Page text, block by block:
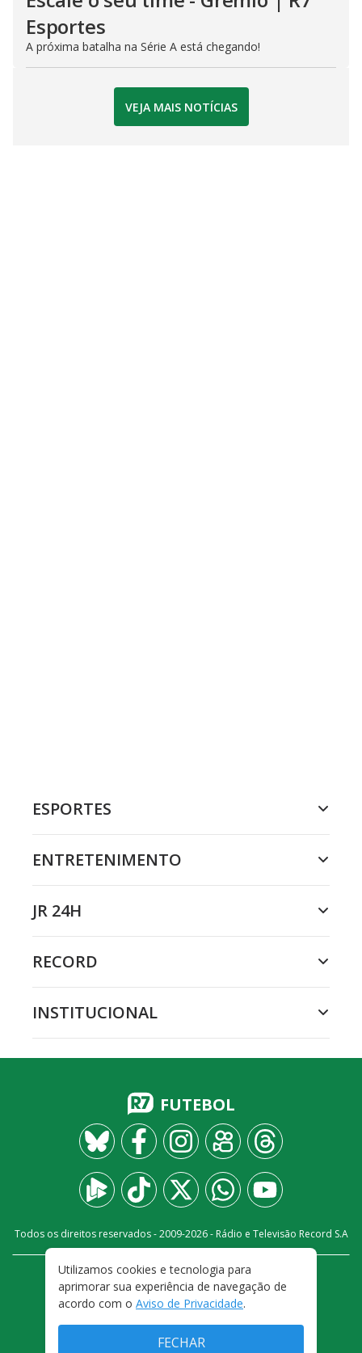
Esportes
A próxima batalha na Série A está chegando!
VEJA MAIS NOTÍCIAS
ESPORTES
ENTRETENIMENTO
JR 24H
RECORD
INSTITUCIONAL
FUTEBOL
Todos os direitos reservados - 2009-2026- Rádio e Televisão Record S.A
FALE CONOSCO
PRIVACIDADE
TERMOS E CONDIÇÕES DE USO
Utilizamos cookies e tecnologia para
aprimorar sua experiência de navegação de
acordo com o Aviso de Privacidade.
FECHAR